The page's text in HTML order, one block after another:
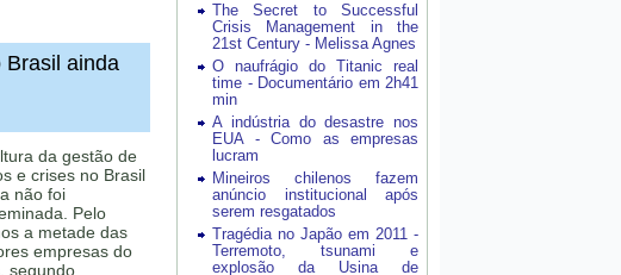
Brasil ainda
da gestão de
e crises no Brasil
não foi
Pelo
a metade das
empresas do
segundo
The Secret to Successful
Crisis Management in the
21st Century - Melissa Agnes
O naufrágio do Titanic real
time - Documentário em 2h41
min
A indústria do desastre nos
EUA - Como as empresas
lucram
Mineiros chilenos fazem
anúncio institucional após
serem resgatados
Tragédia no Japão em 2011 -
Terremoto, tsunami e
explosão da Usina de